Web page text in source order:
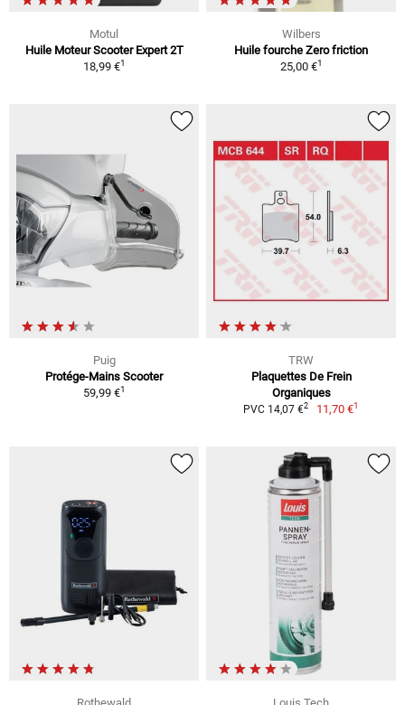
Motul
Huile Moteur Scooter Expert 2T
18,99 €1
Wilbers
Huile fourche Zero friction
25,00 €1
Puig
Protége-Mains Scooter
59,99 €1
TRW
Plaquettes De Frein
Organiques
PVC 14,07 €2 11,70 €1